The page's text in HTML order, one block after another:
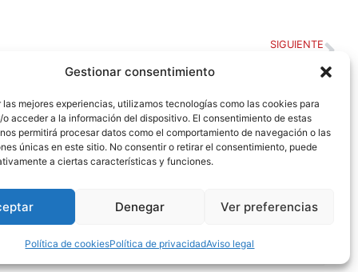
Gestionar consentimiento
las mejores experiencias, utilizamos tecnologías como las cookies para
o acceder a la información del dispositivo. El consentimiento de estas
permitirá procesar datos como el comportamiento de navegación o las
únicas en este sitio. No consentir o retirar el consentimiento, puede
a ciertas características y funciones.
Denegar Ver preferencias
Política de cookiesPolítica de privacidadAviso legal
SIGUIENTE
CON EL BADA HUESCA